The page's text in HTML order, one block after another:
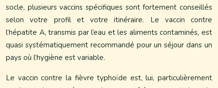
socle, plusieurs vaccins spécifiques sont fortement conseillés
selon votre profil et votre itinéraire. Le vaccin contre
l’hépatite A, transmis par l’eau et les aliments contaminés, est
quasi systématiquement recommandé pour un séjour dans un
pays où l’hygiène est variable.
Le vaccin contre la fièvre typhoïde est, lui, particulièrement